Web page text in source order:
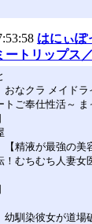
はにぃぽ
ートリップス
おなクラ メイド
トご奉仕性活～ ま
【精液が最強の美
！むちむち人妻女
幼馴染彼女が道